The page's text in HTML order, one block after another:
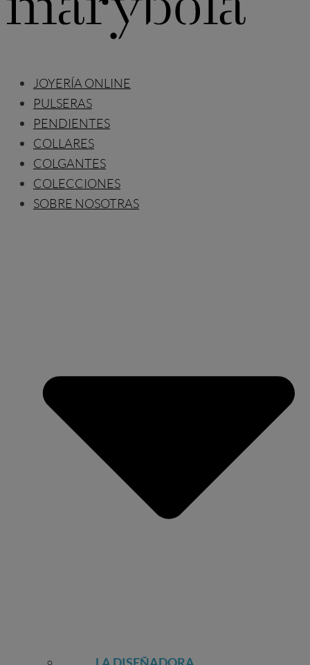
JOYERÍA ONLINE
PULSERAS
PENDIENTES
COLLARES
COLGANTES
COLECCIONES
SOBRE NOSOTRAS